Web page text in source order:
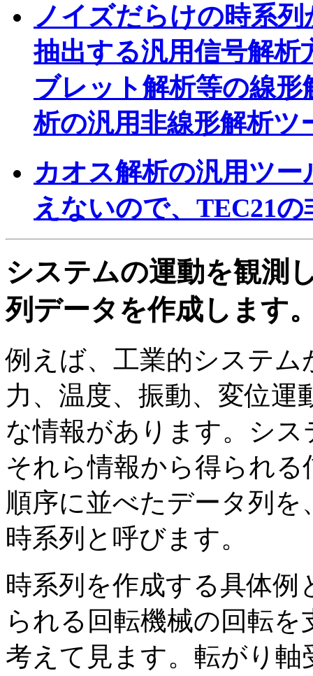
ノイズだらけの時系
抽出する汎用信号解
ブレット解析等の線
析の汎用非線形解析ツ
カオス解析の汎用ツ
えないので、TEC21
システムの運動を観測
列データを作成します
例えば、工業的システ
力、温度、振動、変位運
な情報があります。シ
それら情報から得られ
順序に並べたデータ列
時系列と呼びます。
時系列を作成する具体
られる回転機械の回転
考えて見ます。転がり